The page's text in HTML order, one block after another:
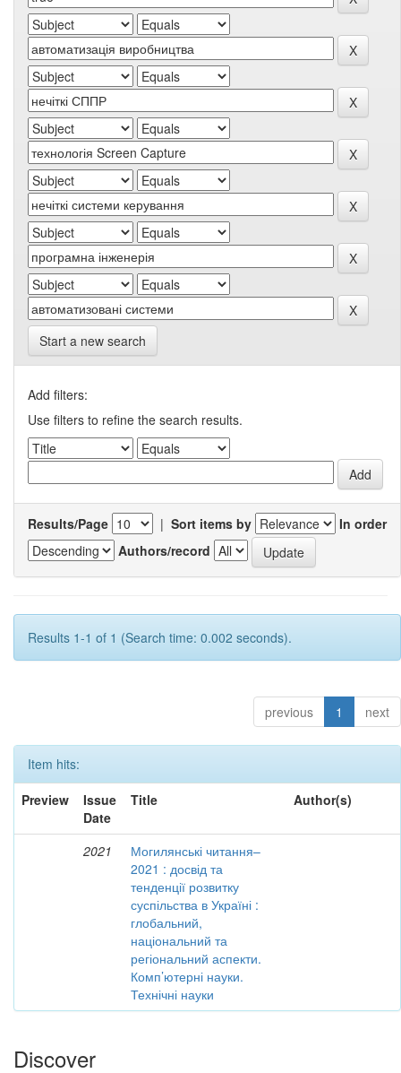
Start a new search
Add filters:
Use filters to refine the search results.
Results/Page | Sort items by
In order
Authors/record
Results 1-1 of 1 (Search time: 0.002 seconds).
previous 1 next
Item hits:
Preview
Issue
Date
Title Author(s)
2021
Могилянські читання–
2021 : досвід та
тенденції розвитку
суспільства в Україні :
глобальний,
національний та
регіональний аспекти.
Комп’ютерні науки.
Технічні науки
Discover